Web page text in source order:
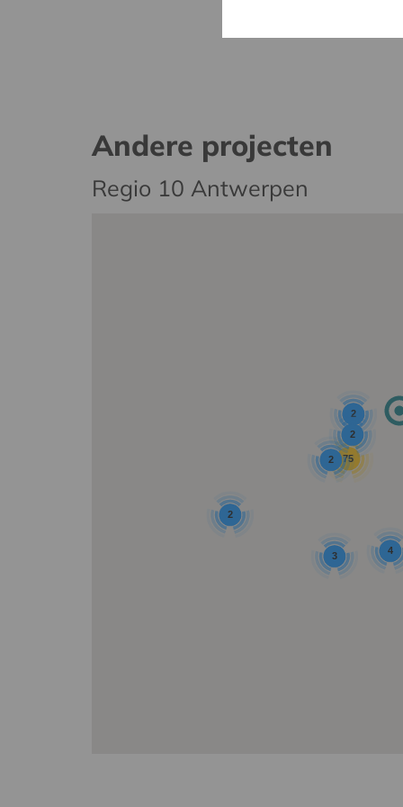
Andere projecten
Regio 10 Antwerpen
75
2
3 4
2
2
2